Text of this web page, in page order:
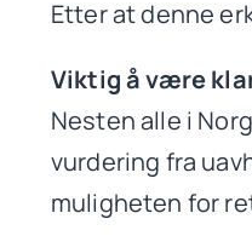
Etter at denne
Viktig å være
Nesten alle i
vurdering fra
muligheten for